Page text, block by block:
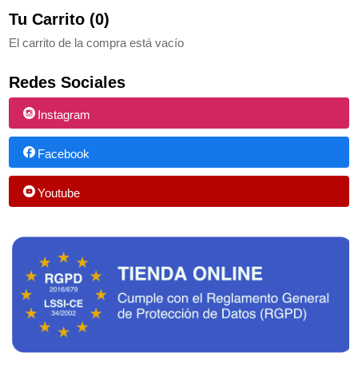
Tu Carrito (0)
El carrito de la compra está vacío
Redes Sociales
Instagram
Facebook
Youtube